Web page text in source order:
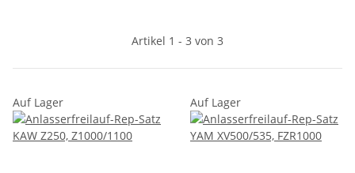
Artikel 1 - 3 von 3
Auf Lager Auf Lager